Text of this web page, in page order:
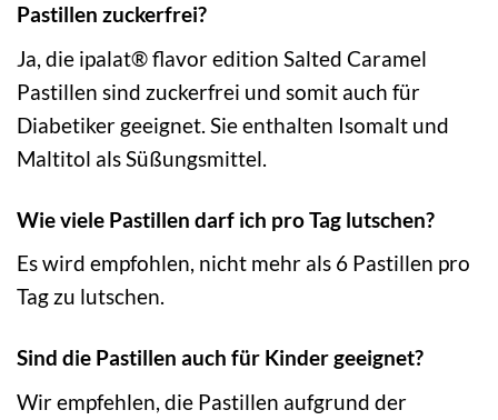
Pastillen zuckerfrei?
Ja, die ipalat® flavor edition Salted Caramel
Pastillen sind zuckerfrei und somit auch für
Diabetiker geeignet. Sie enthalten Isomalt und
Maltitol als Süßungsmittel.
Wie viele Pastillen darf ich pro Tag lutschen?
Es wird empfohlen, nicht mehr als 6 Pastillen pro
Tag zu lutschen.
Sind die Pastillen auch für Kinder geeignet?
Wir empfehlen, die Pastillen aufgrund der